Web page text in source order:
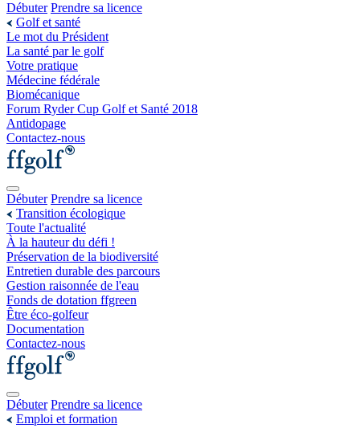
Débuter Prendre sa licence
Golf et santé
Le mot du Président
La santé par le golf
Votre pratique
Médecine fédérale
Biomécanique
Forum Ryder Cup Golf et Santé 2018
Antidopage
Contactez-nous
Débuter Prendre sa licence
Transition écologique
Toute l'actualité
À la hauteur du défi !
Préservation de la biodiversité
Entretien durable des parcours
Gestion raisonnée de l'eau
Fonds de dotation ffgreen
Être éco-golfeur
Documentation
Contactez-nous
Débuter Prendre sa licence
Emploi et formation